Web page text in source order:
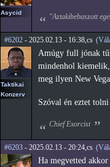
Asycid "Aztakibebaszott
#6202 - 2025.02.13 - 16:38,cs
Taktikai
Konzerv
Amúgy full jónak
mindenhol
meg ilyen New
Szóval én eztet
Chief Exorcist
#6203 - 2025.02.13 - 20:24,cs
Ha megvetted